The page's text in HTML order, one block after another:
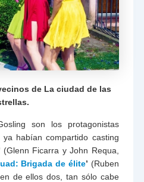
de La ciudad de las
son los protagonistas
habían compartido casting
(Glenn Ficarra y John Requa,
Brigada de élite’ (Ruben
de ellos dos, tan sólo cabe